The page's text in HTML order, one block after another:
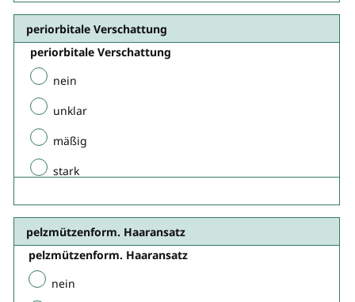
periorbitale Verschattung
periorbitale Verschattung
nein
unklar
mäßig
stark
pelzmützenform. Haaransatz
pelzmützenform. Haaransatz
nein